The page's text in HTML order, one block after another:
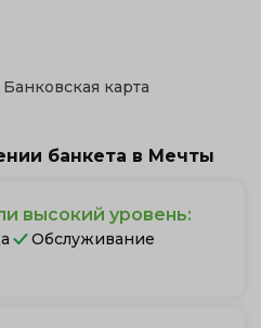
карта
банкета в Мечты
высокий уровень:
Обслуживание